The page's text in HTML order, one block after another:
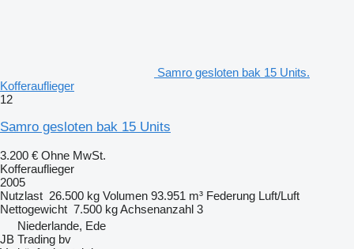
Samro gesloten bak 15 Units.
Kofferauflieger
12
Samro gesloten bak 15 Units
3.200 € Ohne MwSt.
Kofferauflieger
2005
Nutzlast 26.500 kg Volumen 93.951 m³ Federung Luft/Luft
Nettogewicht 7.500 kgAchsenanzahl 3
Niederlande, Ede
JB Trading bv